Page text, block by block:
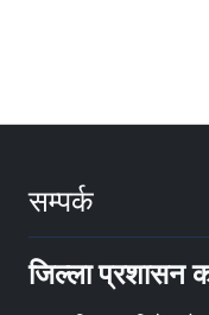
सम्पर्क
जिल्ला प्रशासन